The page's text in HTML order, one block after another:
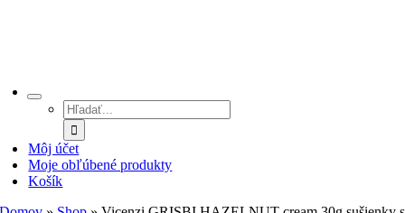
Hľadať:
Môj účet
Moje obľúbené produkty
Košík